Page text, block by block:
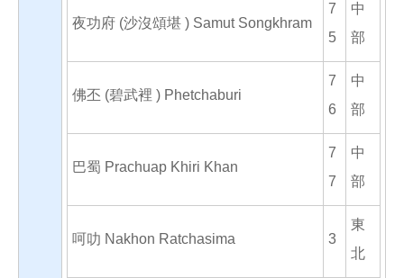
夜功府 (沙沒頌堪 ) Samut Songkhram
7
5
中
部
佛丕 (碧武裡 ) Phetchaburi
7
6
中
部
巴蜀 Prachuap Khiri Khan
7
7
中
部
呵叻 Nakhon Ratchasima 3
東
北